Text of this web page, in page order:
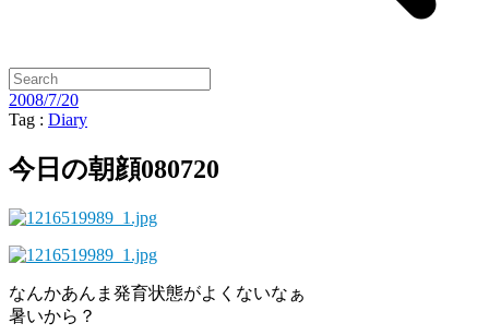
2008/7/20
Tag : Diary
今日の朝顔080720
なんかあんま発育状態がよくないなぁ
暑いから？